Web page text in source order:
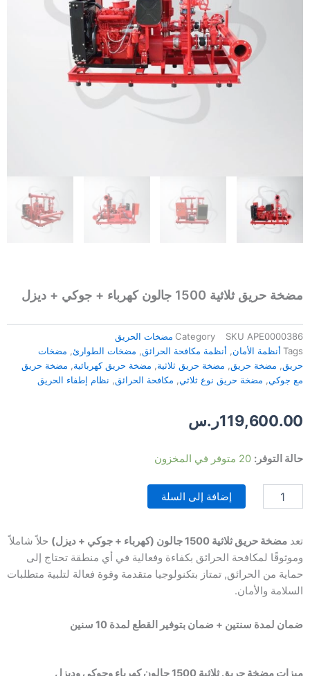
مضخة حريق ثلاثية 1500 جالون كهرباء + جوكي + ديزل
SKU APE0000386
Category مضخات الحريق
Tags أنظمة الأمان أنظمة مكافحة الحرائق مضخات الطوارئ
مضخات
حريق
مضخة حريق مضخة حريق ثلاثية مضخة حريق كهربائية
مضخة حريق
مع جوكي
مضخة حريق نوع ثلاثي مكافحة الحرائق نظام إطفاء الحريق
119,600.00ر.س
حالة التوفر: 20 متوفر في المخزون
كمية
حريق
1500
كهرباء
جوكي
+
ديزل
إضافة إلى السلة
تعد مضخة حريق ثلاثية 1500 جالون (كهرباء + جوكي + ديزل)
حلاً شاملاً
وموثوقًا لمكافحة الحرائق بكفاءة وفعالية في أي منطقة تحتاج إلى
حماية من الحرائق, تمتاز بتكنولوجيا متقدمة وقوة فعالة لتلبية متطلبات
السلامة والأمان.
ضمان لمدة سنتين + ضمان بتوفير القطع لمدة 10 سنين
ميزات مضخة حريق ثلاثية 1500 جالون كهرباء وجوكي وديزل